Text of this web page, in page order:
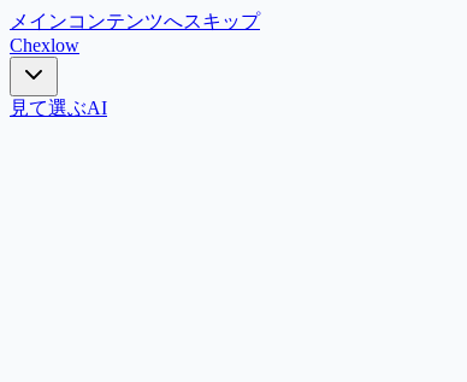
メインコンテンツへスキップ
Chexlow
見て選ぶAI